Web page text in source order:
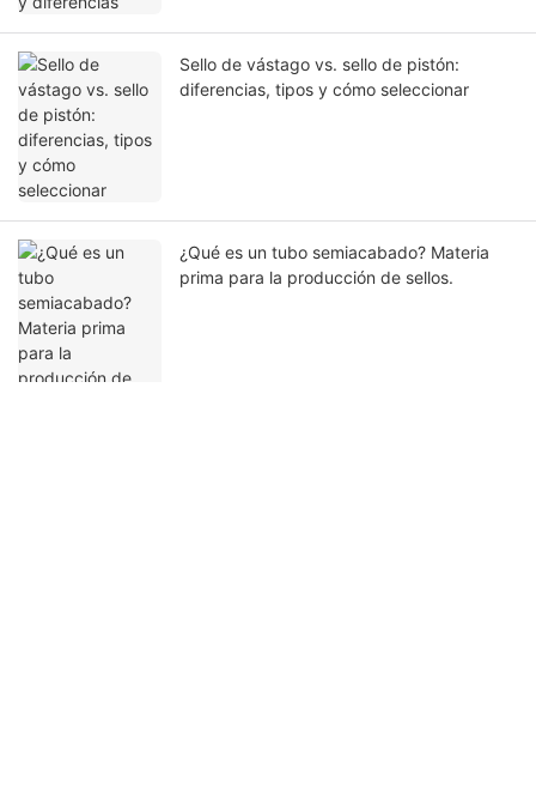
Sello de vástago vs. sello de pistón:
diferencias, tipos y cómo seleccionar
¿Qué es un tubo semiacabado? Materia
prima para la producción de sellos.